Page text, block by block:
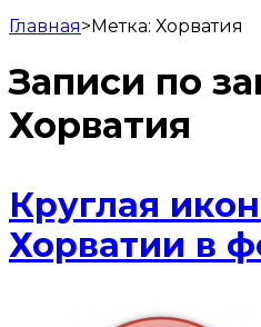
Главная>Метка: Хорватия
Записи по
Хорватия
Круглая
Хорватии в